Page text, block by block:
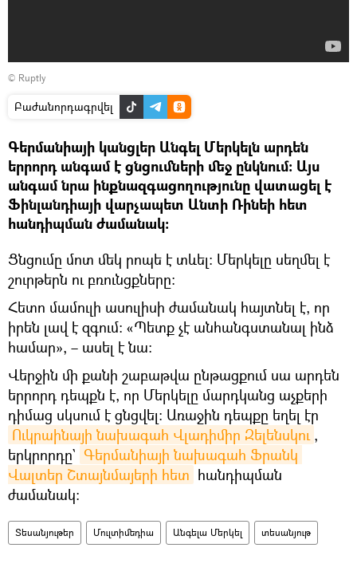
© Ruptly
Բաժանորդագրվել
Գերմանիայի կանցլեր Անգել Մերկելն արդեն
երրորդ անգամ է ցնցումների մեջ ընկնում։ Այս
անգամ նրա ինքնազգացողությունը վատացել է
Ֆինլանդիայի վարչապետ Անտի Ռինեի հետ
հանդիպման ժամանակ։
Ցնցումը մոտ մեկ րոպե է տևել։ Մերկելը սեղմել է
շուրթերն ու բռունցքները։
Հետո մամուլի ասուլիսի ժամանակ հայտնել է, որ
իրեն լավ է զգում։ «Պետք չէ անհանգստանալ ինձ
համար», – ասել է նա։
Վերջին մի քանի շաբաթվա ընթացքում սա արդեն
երրորդ դեպքն է, որ Մերկելը մարդկանց աչքերի
դիմաց սկսում է ցնցվել։ Առաջին դեպքը եղել էր
Ուկրաինայի նախագահ Վլադիմիր Զելենսկու ,
երկրորդը` Գերմանիայի նախագահ Ֆրանկ
Վալտեր Շտայնմայերի հետ հանդիպման
ժամանակ։
Տեսանյութեր Մուլտիմեդիա Անգելա Մերկել տեսանյութ